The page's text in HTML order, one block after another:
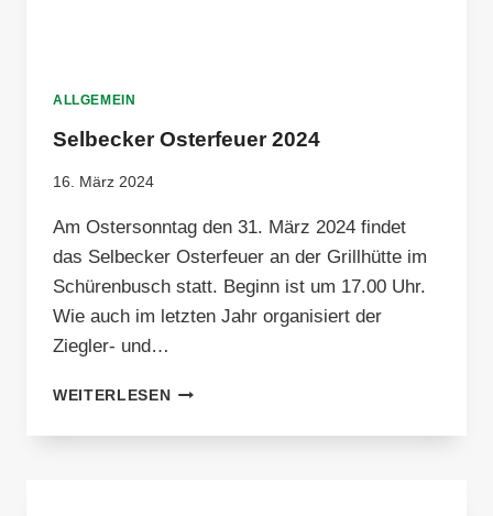
ALLGEMEIN
Selbecker Osterfeuer 2024
16. März 2024
Am Ostersonntag den 31. März 2024 findet
das Selbecker Osterfeuer an der Grillhütte im
Schürenbusch statt. Beginn ist um 17.00 Uhr.
Wie auch im letzten Jahr organisiert der
Ziegler- und…
WEITERLESENSELBECKER
2024